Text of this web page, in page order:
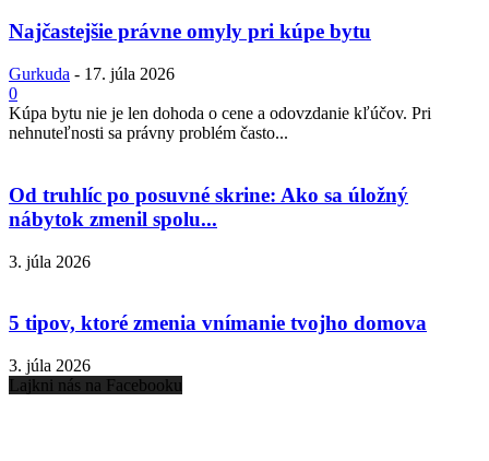
Najčastejšie právne omyly pri kúpe bytu
Gurkuda - 17. júla 2026
0
Kúpa bytu nie je len dohoda o cene a odovzdanie kľúčov. Pri
nehnuteľnosti sa právny problém často...
Od truhlíc po posuvné skrine: Ako sa úložný
nábytok zmenil spolu...
3. júla 2026
5 tipov, ktoré zmenia vnímanie tvojho domova
3. júla 2026
Lajkni nás na Facebooku